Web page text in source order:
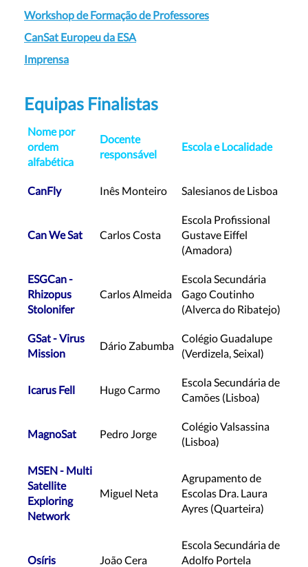
Workshop de Formação de Professores
CanSat Europeu da ESA
Imprensa
Equipas Finalistas
Nome por
ordem
alfabética
Docente
responsável
Escola e Localidade
CanFly Inês Monteiro Salesianos de Lisboa
Can We Sat Carlos Costa
Escola Profissional
Gustave Eiffel
(Amadora)
ESGCan -
Rhizopus
Stolonifer
Carlos Almeida
Escola Secundária
Gago Coutinho
(Alverca do Ribatejo)
GSat - Virus
Mission
Dário Zabumba
Colégio Guadalupe
(Verdizela, Seixal)
Icarus Fell Hugo Carmo
Escola Secundária de
Camões (Lisboa)
MagnoSat Pedro Jorge
Colégio Valsassina
(Lisboa)
MSEN - Multi
Satellite
Exploring
Network
Miguel Neta
Agrupamento de
Escolas Dra. Laura
Ayres (Quarteira)
Osíris João Cera
Escola Secundária de
Adolfo Portela